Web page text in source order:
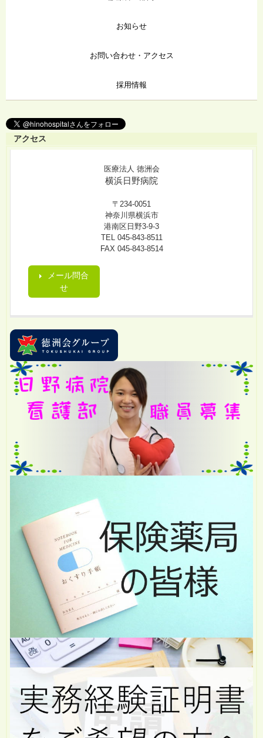
お知らせ
お問い合わせ・アクセス
採用情報
アクセス
医療法人 徳洲会
横浜日野病院
〒234-0051
神奈川県横浜市
港南区日野3-9-3
TEL 045-843-8511
FAX 045-843-8514
メール問合
せ